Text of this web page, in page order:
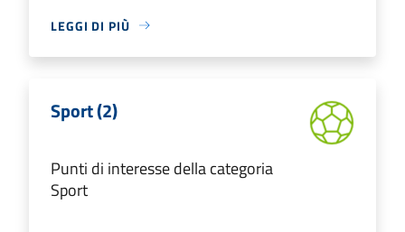
LEGGI DI PIÙ
Sport (2)
Punti di interesse della categoria
Sport